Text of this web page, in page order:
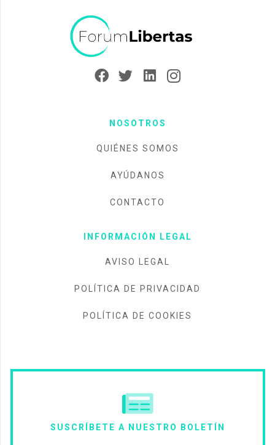
NOSOTROS
QUIÉNES SOMOS
AYÚDANOS
CONTACTO
INFORMACIÓN LEGAL
AVISO LEGAL
POLÍTICA DE PRIVACIDAD
POLÍTICA DE COOKIES
SUSCRÍBETE A NUESTRO BOLETÍN